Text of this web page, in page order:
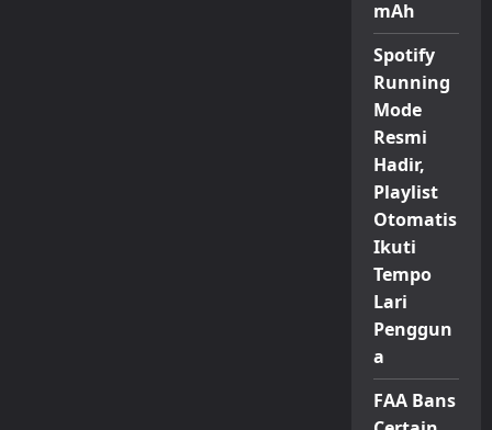
mAh
Spotify
Running
Mode
Resmi
Hadir,
Playlist
Otomatis
Ikuti
Tempo
Lari
Penggun
a
FAA Bans